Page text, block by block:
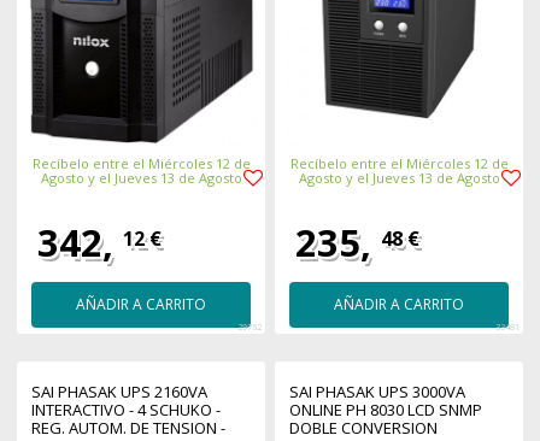
Recíbelo entre el Miércoles 12 de
Agosto y el Jueves 13 de Agosto
342, 12 €
AÑADIR A CARRITO
29762
Recíbelo entre el Miércoles 12 de
Agosto y el Jueves 13 de Agosto
235, 48 €
AÑADIR A CARRITO
33481
SAI PHASAK UPS 2160VA
INTERACTIVO - 4 SCHUKO -
REG. AUTOM. DE TENSION -
SAI PHASAK UPS 3000VA
ONLINE PH 8030 LCD SNMP
DOBLE CONVERSION